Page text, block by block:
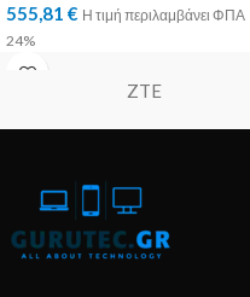
555,81 € Η τιμή περιλαμβάνει ΦΠΑ
24%
ZTE